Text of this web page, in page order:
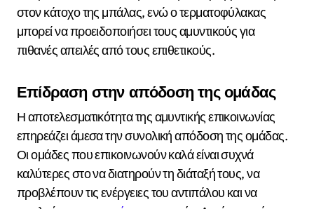
στον κάτοχο της μπάλας, ενώ ο τερματοφύλακας
μπορεί να προειδοποιήσει τους αμυντικούς για
πιθανές απειλές από τους επιθετικούς.
Επίδραση στην απόδοση της ομάδας
Η αποτελεσματικότητα της αμυντικής επικοινωνίας
επηρεάζει άμεσα την συνολική απόδοση της ομάδας.
Οι ομάδες που επικοινωνούν καλά είναι συχνά
καλύτερες στο να διατηρούν τη διάταξή τους, να
προβλέπουν τις ενέργειες του αντιπάλου και να